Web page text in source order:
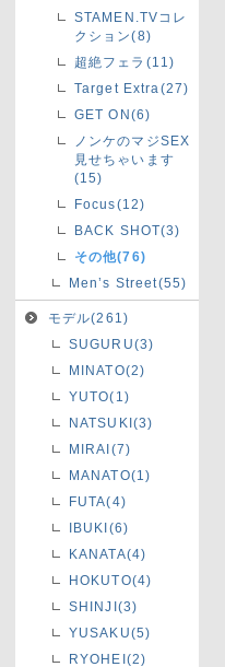
STAMEN.TVコレ
クション(8)
超絶フェラ(11)
Target Extra(27)
GET ON(6)
ノンケのマジSEX
見せちゃいます
(15)
Focus(12)
BACK SHOT(3)
その他(76)
Men’s Street(55)
モデル(261)
SUGURU(3)
MINATO(2)
YUTO(1)
NATSUKI(3)
MIRAI(7)
MANATO(1)
FUTA(4)
IBUKI(6)
KANATA(4)
HOKUTO(4)
SHINJI(3)
YUSAKU(5)
RYOHEI(2)